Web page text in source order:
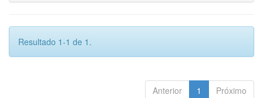
Resultado 1-1 de 1.
Anterior 1 Próximo